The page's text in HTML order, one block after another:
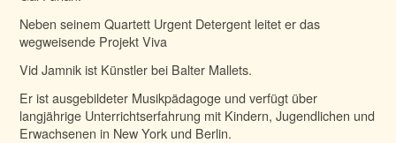
Neben seinem Quartett Urgent Detergent leitet er das
wegweisende Projekt Viva
Vid Jamnik ist Künstler bei Balter Mallets.
Er ist ausgebildeter Musikpädagoge und verfügt über
langjährige Unterrichtserfahrung mit Kindern, Jugendlichen und
Erwachsenen in New York und Berlin.